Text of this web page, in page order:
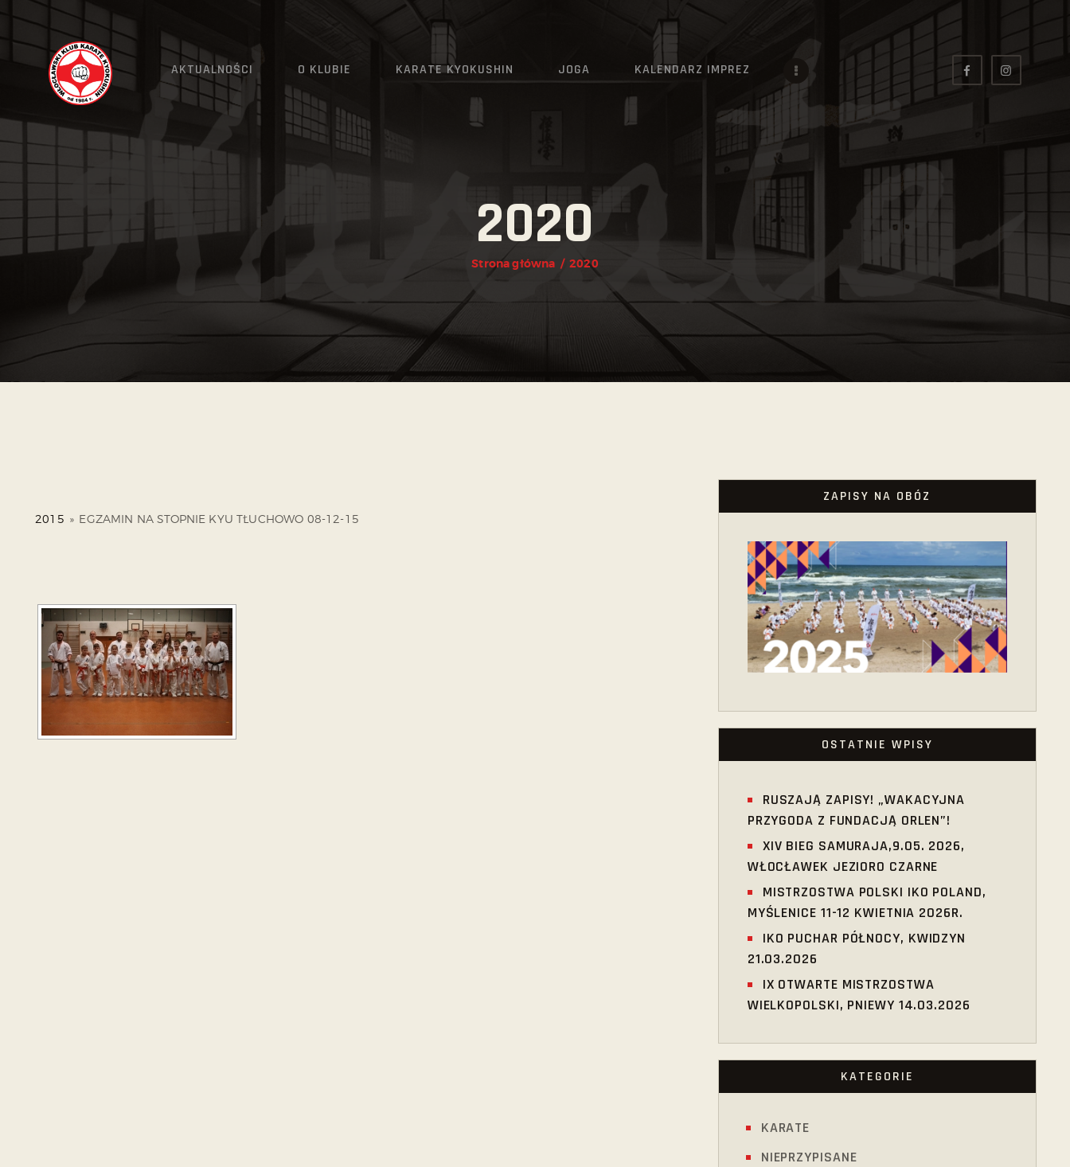
AKTUALNOŚCI O KLUBIE KARATE KYOKUSHIN JOGA KALENDARZ IMPREZ
2020
Strona główna 2020
AKTUALNOŚCI
O KLUBIE
KARATE KYOKUSHIN
JOGA
KONTAKT
2015 » EGZAMIN NA STOPNIE KYU TŁUCHOWO 08-12-15
ZAPISY NA OBÓZ
OSTATNIE WPISY
RUSZAJĄ ZAPISY! „WAKACYJNA
PRZYGODA Z FUNDACJĄ ORLEN”!
XIV BIEG SAMURAJA,9.05. 2026,
WŁOCŁAWEK JEZIORO CZARNE
MISTRZOSTWA POLSKI IKO POLAND,
MYŚLENICE 11-12 KWIETNIA 2026R.
IKO PUCHAR PÓŁNOCY, KWIDZYN
21.03.2026
IX OTWARTE MISTRZOSTWA
WIELKOPOLSKI, PNIEWY 14.03.2026
KATEGORIE
KARATE
NIEPRZYPISANE